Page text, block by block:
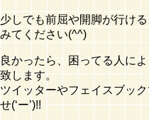
少しでも前屈や開脚が行け
みてください(^^)
良かったら、困ってる人に
致します。
ツイッターやフェイスブッ
せ(‘ー’)!!